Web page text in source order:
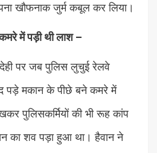
खौफनाक जुर्म कबूल कर लिया।
में पड़ी थी लाश –
पर जब पुलिस लुचुई रेलवे
पड़े मकान के पीछे बने कमरे में
पुलिसकर्मियों की भी रूह कांप
का शव पड़ा हुआ था। हैवान ने